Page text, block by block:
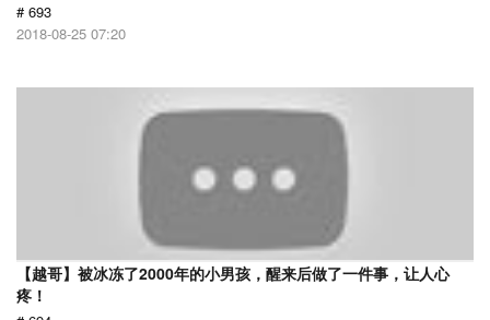
# 693
2018-08-25 07:20
【越哥】被冰冻了2000年的小男孩，醒来后做了一件事，让人心
疼！